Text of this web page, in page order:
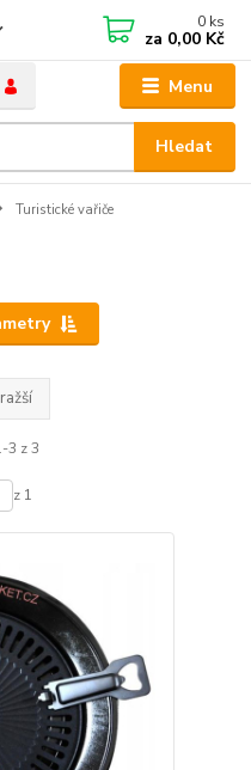
Menu
Hledat
0 ks
za 0,00 Kč
Turistické vařiče
3 z 3
z 1